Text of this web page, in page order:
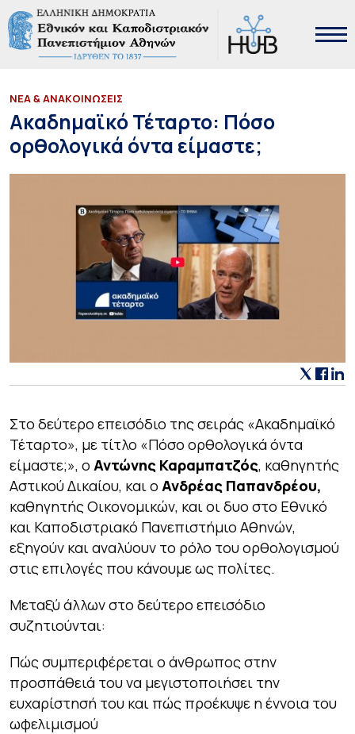
ΝΕΑ & ΑΝΑΚΟΙΝΩΣΕΙΣ
Ακαδημαϊκό Τέταρτο: Πόσο
ορθολογικά όντα είμαστε;
Στο δεύτερο επεισόδιο της σειράς «Ακαδημαϊκό
Τέταρτο», με τίτλο «Πόσο ορθολογικά όντα
είμαστε;», ο Αντώνης Καραμπατζός, καθηγητής
Αστικού Δικαίου, και ο Ανδρέας Παπανδρέου,
καθηγητής Οικονομικών, και οι δυο στο Εθνικό
και Καποδιστριακό Πανεπιστήμιο Αθηνών,
εξηγούν και αναλύουν το ρόλο του ορθολογισμού
στις επιλογές που κάνουμε ως πολίτες.
Μεταξύ άλλων στο δεύτερο επεισόδιο
συζητιούνται:
Πώς συμπεριφέρεται ο άνθρωπος στην
προσπάθειά του να μεγιστοποιήσει την
ευχαρίστησή του και πώς προέκυψε η έννοια του
ωφελιμισμού